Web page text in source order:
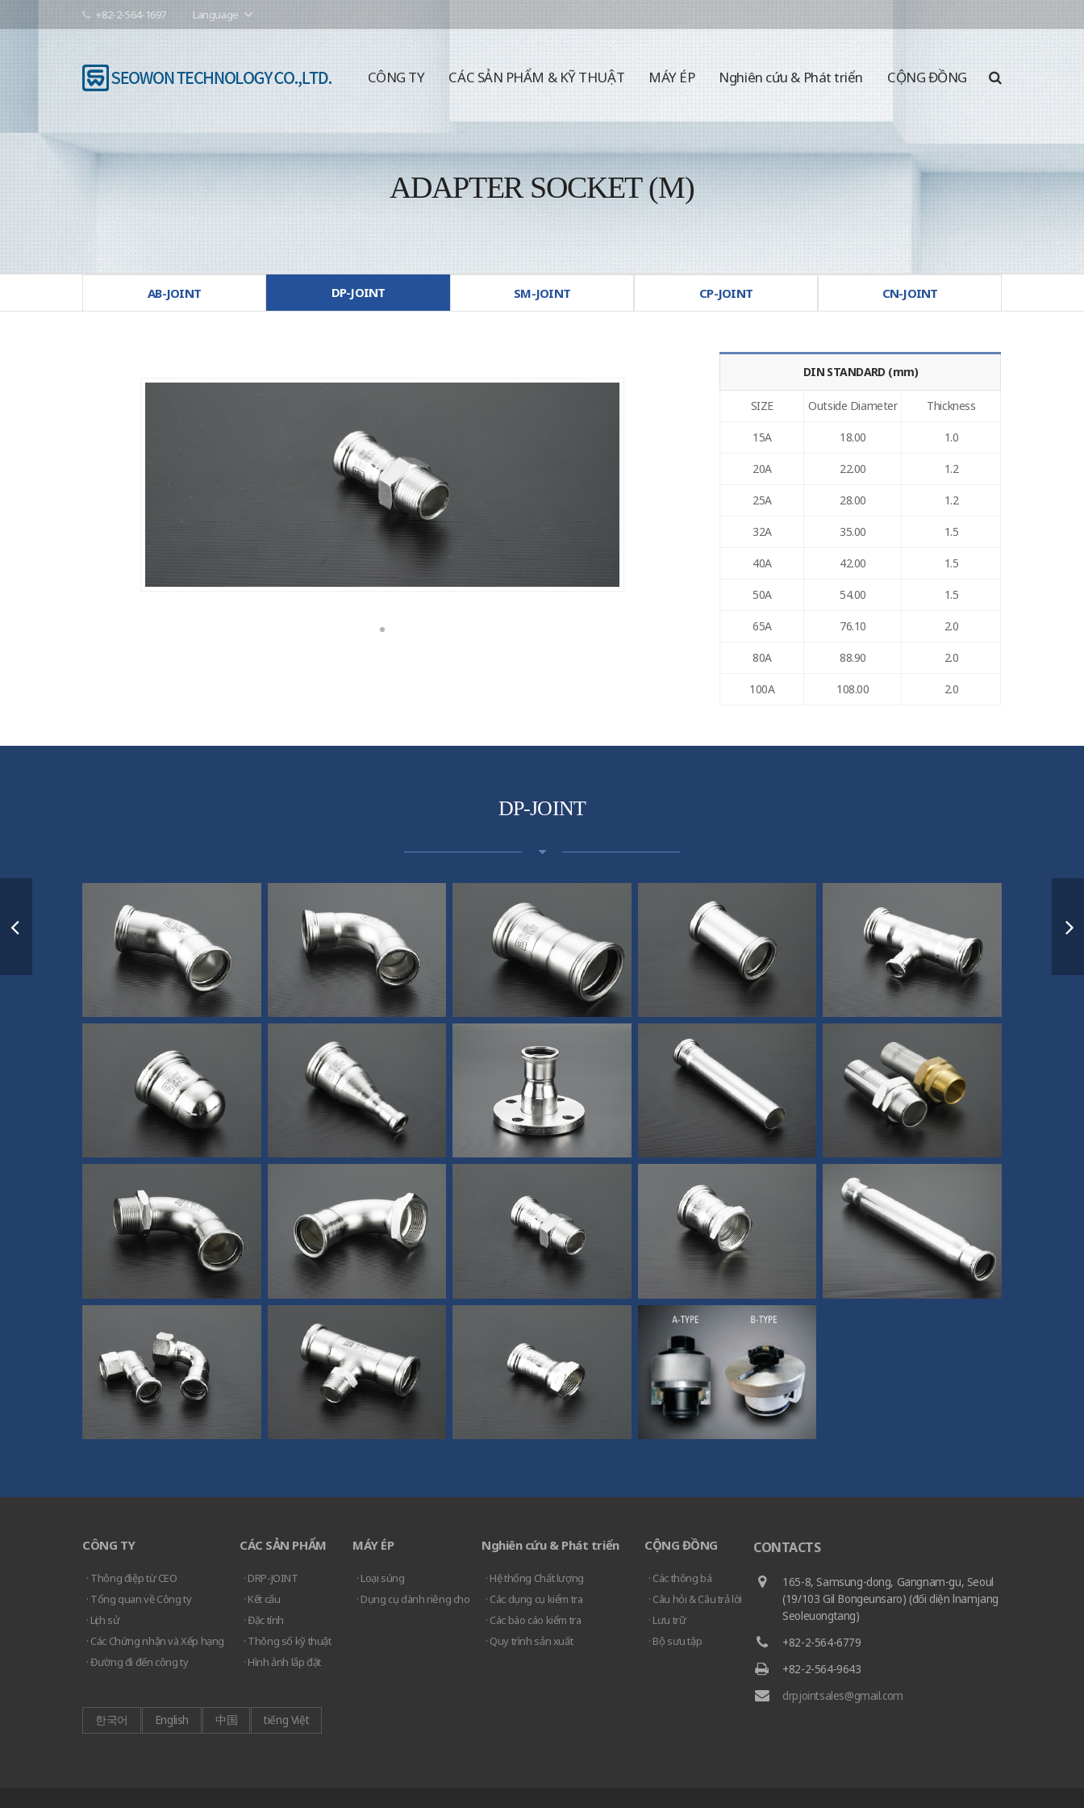
+82-2-564-1697 Language
CÔNG TY CÁC SẢN PHẨM & KỸ THUẬT MÁY ÉP Nghiên cứu & Phát triển CỘNG ĐỒNG
ADAPTER SOCKET (M)
AB-JOINT DP-JOINT SM-JOINT CP-JOINT CN-JOINT
DIN STANDARD (mm)
SIZE Outside Diameter Thickness
15A 18.00 1.0
20A 22.00 1.2
25A 28.00 1.2
32A 35.00 1.5
40A 42.00 1.5
50A 54.00 1.5
65A 76.10 2.0
80A 88.90 2.0
100A 108.00 2.0
DP-JOINT
CÔNG TY
· Thông điệp từ CEO
· Tổng quan về Công ty
· Lịch sử
· Các Chứng nhận và Xếp hạng
· Đường đi đến công ty
CÁC SẢN PHẨM
· DRP-JOINT
· Kết cấu
· Đặc tính
· Thông số kỹ thuật
· Hình ảnh lắp đặt
MÁY ÉP
· Loại súng
· Dụng cụ dành riêng cho
Nghiên cứu & Phát triển
· Hệ thống Chất lượng
· Các dụng cụ kiểm tra
· Các báo cáo kiểm tra
· Quy trình sản xuất
CỘNG ĐỒNG
· Các thông bá
· Câu hỏi & Câu trả lời
· Lưu trữ
· Bộ sưu tập
한국어 English 中国 tiếng Việt
CONTACTS
165-8, Samsung-dong, Gangnam-gu, Seoul
(19/103 Gil Bongeunsaro) (đối diện lnamjang
Seoleuongtang)
+82-2-564-6779
+82-2-564-9643
drpjointsales@gmail.com